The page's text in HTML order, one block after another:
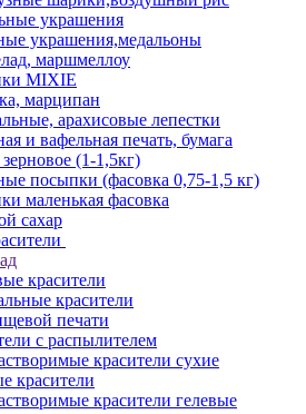
украшения
украшения,медальоны
маршмеллоу
MIXIE
марципан
арахисовые лепестки
и вафельная печать, бумага
(1-1,5кг)
посыпки (фасовка 0,75-1,5 кг)
маленькая фасовка
сахар
красители
красители
печати
с распылителем
красители сухие
красители
красители гелевые